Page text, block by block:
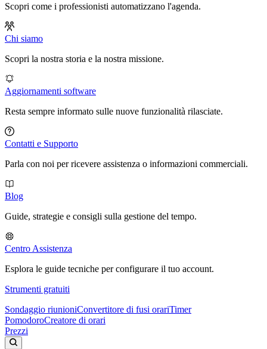
Scopri come i professionisti automatizzano l'agenda.
Chi siamo
Scopri la nostra storia e la nostra missione.
Aggiornamenti software
Resta sempre informato sulle nuove funzionalità rilasciate.
Contatti e Supporto
Parla con noi per ricevere assistenza o informazioni commerciali.
Blog
Guide, strategie e consigli sulla gestione del tempo.
Centro Assistenza
Esplora le guide tecniche per configurare il tuo account.
Strumenti gratuiti
Sondaggio riunioniConvertitore di fusi orariTimer
PomodoroCreatore di orari
Prezzi